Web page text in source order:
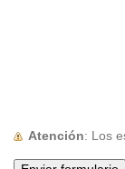
Atención : Los